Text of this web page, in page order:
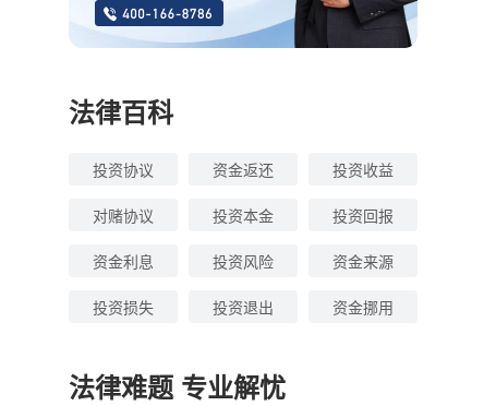
法律百科
投资协议 资金返还 投资收益
对赌协议 投资本金 投资回报
资金利息 投资风险 资金来源
投资损失 投资退出 资金挪用
法律难题 专业解忧